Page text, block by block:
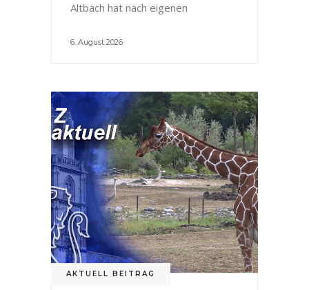
Altbach hat nach eigenen
6. August 2026
AKTUELL BEITRAG